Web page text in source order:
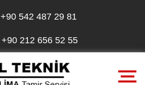
+90 542 487 29 81
+90 212 656 52 55